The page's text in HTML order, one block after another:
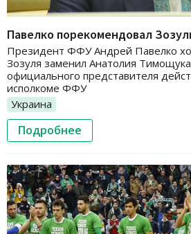
Павелко порекомендовал
Президент ФФУ Андрей Павелко
Зозуля заменил Анатолия
официального представителя
исполкоме ФФУ
Украина
Подробнее